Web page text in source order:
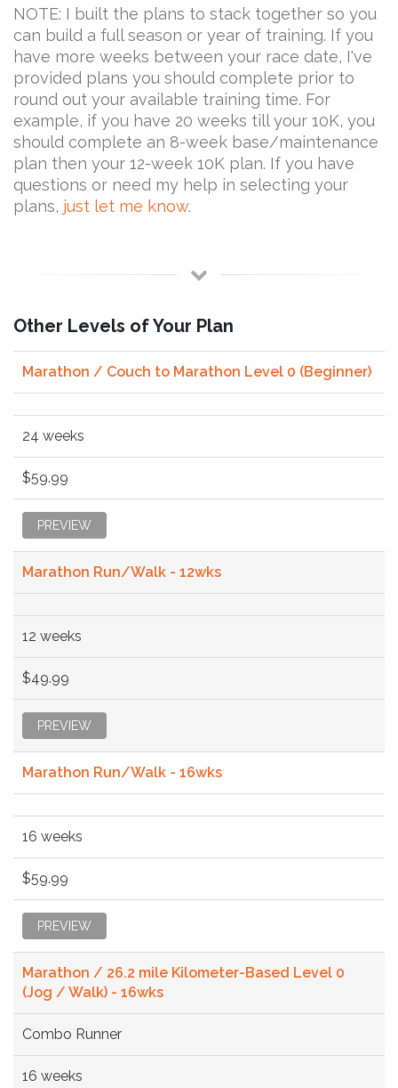
NOTE: I built the plans to stack together so you
can build a full season or year of training. If you
have more weeks between your race date, I've
provided plans you should complete prior to
round out your available training time. For
example, if you have 20 weeks till your 10K, you
should complete an 8-week base/maintenance
plan then your 12-week 10K plan. If you have
questions or need my help in selecting your
plans, just let me know.
Other Levels of Your Plan
Marathon / Couch to Marathon Level 0 (Beginner)
24 weeks
$59.99
PREVIEW
Marathon Run/Walk - 12wks
12 weeks
$49.99
PREVIEW
Marathon Run/Walk - 16wks
16 weeks
$59.99
PREVIEW
Marathon / 26.2 mile Kilometer-Based Level 0
(Jog / Walk) - 16wks
Combo Runner
16 weeks